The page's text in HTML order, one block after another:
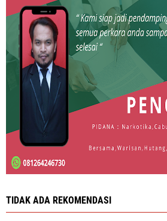
TIDAK ADA REKOMENDASI